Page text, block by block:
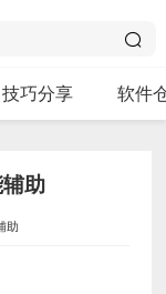
技巧分享 软件
助
助